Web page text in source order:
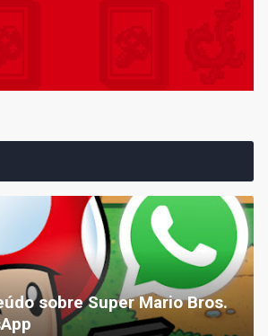
sobre Super Mario Bros.